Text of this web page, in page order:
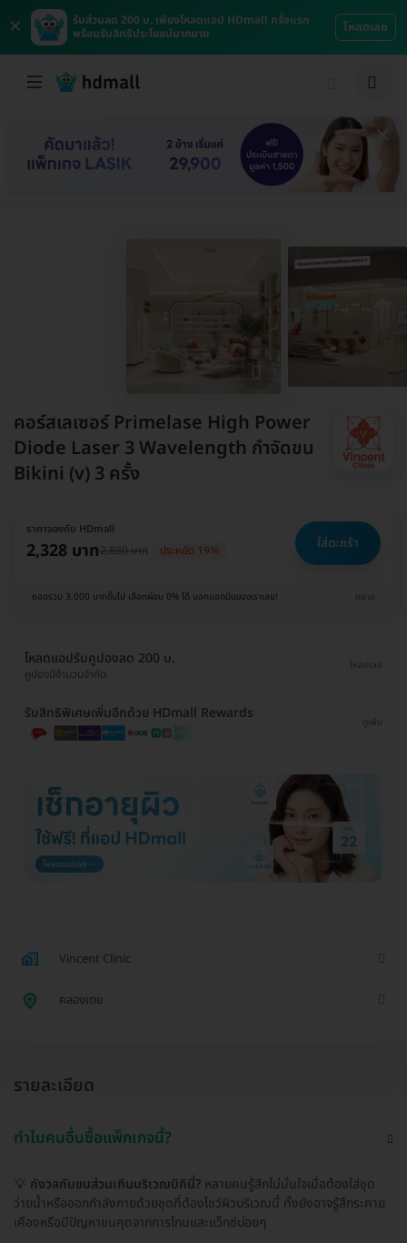
×
รับส่วนลด 200 บ. เพียงโหลดแอป HDmall ครั้งแรก
พร้อมรับสิทธิประโยชน์มากมาย
โหลดเลย
คอร์สเลเซอร์ Primelase High Power
Diode Laser 3 Wavelength กำจัดขน
Bikini (v) 3 ครั้ง
ราคาจองกับ HDmall
2,328 บาท2,880 บาท ประหยัด 19% ใส่ตะกร้า
ยอดรวม 3,000 บาทขึ้นไป เลือกผ่อน 0% ได้ บอกแอดมินของเราเลย! ขยาย
โหลดแอปรับคูปองลด 200 บ.
คูปองมีจำนวนจำกัด
โหลดเลย
รับสิทธิพิเศษเพิ่มอีกด้วย HDmall Rewards
ดูเพิ่ม
Vincent Clinic
คลองเตย
รายละเอียด
ทำไมคนอื่นซื้อแพ็กเกจนี้?
💡 กังวลกับขนส่วนเกินบริเวณบิกินี่? หลายคนรู้สึกไม่มั่นใจเมื่อต้องใส่ชุด
ว่ายน้ำหรือออกกำลังกายด้วยชุดที่ต้องโชว์ผิวบริเวณนี้ ทั้งยังอาจรู้สึกระคาย
เคืองหรือมีปัญหาขนคุดจากการโกนและแว็กซ์บ่อยๆ